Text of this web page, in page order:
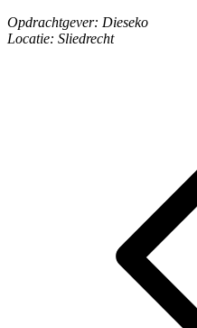
Opdrachtgever: Dieseko
Locatie: Sliedrecht